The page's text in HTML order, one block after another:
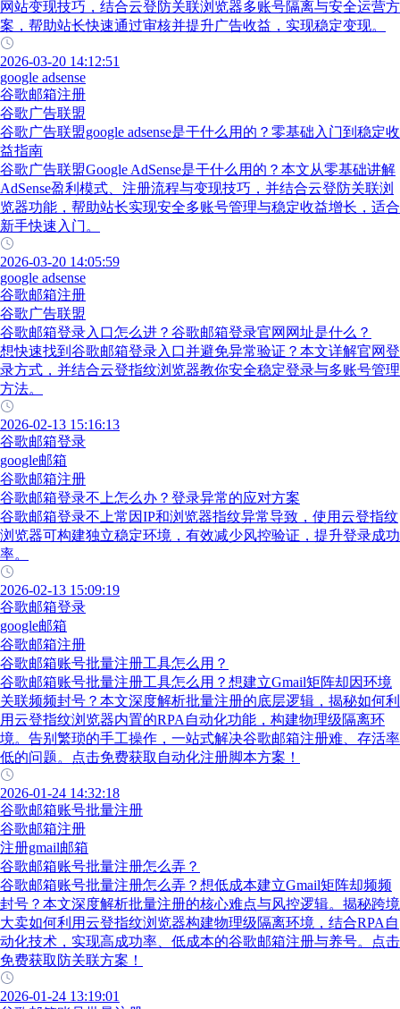
网站变现技巧，结合云登防关联浏览器多账号隔离与安全运营方
案，帮助站长快速通过审核并提升广告收益，实现稳定变现。
2026-03-20 14:12:51
google adsense
谷歌邮箱注册
谷歌广告联盟
谷歌广告联盟google adsense是干什么用的？零基础入门到稳定收
益指南
谷歌广告联盟Google AdSense是干什么用的？本文从零基础讲解
AdSense盈利模式、注册流程与变现技巧，并结合云登防关联浏
览器功能，帮助站长实现安全多账号管理与稳定收益增长，适合
新手快速入门。
2026-03-20 14:05:59
google adsense
谷歌邮箱注册
谷歌广告联盟
谷歌邮箱登录入口怎么进？谷歌邮箱登录官网网址是什么？
想快速找到谷歌邮箱登录入口并避免异常验证？本文详解官网登
录方式，并结合云登指纹浏览器教你安全稳定登录与多账号管理
方法。
2026-02-13 15:16:13
谷歌邮箱登录
google邮箱
谷歌邮箱注册
谷歌邮箱登录不上怎么办？登录异常的应对方案
谷歌邮箱登录不上常因IP和浏览器指纹异常导致，使用云登指纹
浏览器可构建独立稳定环境，有效减少风控验证，提升登录成功
率。
2026-02-13 15:09:19
谷歌邮箱登录
google邮箱
谷歌邮箱注册
谷歌邮箱账号批量注册工具怎么用？
谷歌邮箱账号批量注册工具怎么用？想建立Gmail矩阵却因环境
关联频频封号？本文深度解析批量注册的底层逻辑，揭秘如何利
用云登指纹浏览器内置的RPA自动化功能，构建物理级隔离环
境。告别繁琐的手工操作，一站式解决谷歌邮箱注册难、存活率
低的问题。点击免费获取自动化注册脚本方案！
2026-01-24 14:32:18
谷歌邮箱账号批量注册
谷歌邮箱注册
注册gmail邮箱
谷歌邮箱账号批量注册怎么弄？
谷歌邮箱账号批量注册怎么弄？想低成本建立Gmail矩阵却频频
封号？本文深度解析批量注册的核心难点与风控逻辑。揭秘跨境
大卖如何利用云登指纹浏览器构建物理级隔离环境，结合RPA自
动化技术，实现高成功率、低成本的谷歌邮箱注册与养号。点击
免费获取防关联方案！
2026-01-24 13:19:01